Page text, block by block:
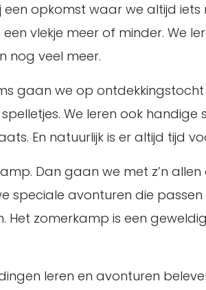
opkomst waar we altijd iets
vlekje meer of minder. We
nog veel meer.
gaan we op
We leren ook
En natuurlijk is er altijd tijd
Dan gaan we met z’n
speciale avonturen die
zomerkamp is een
leren en avonturen